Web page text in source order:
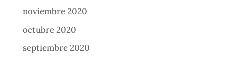
noviembre 2020
octubre 2020
septiembre 2020